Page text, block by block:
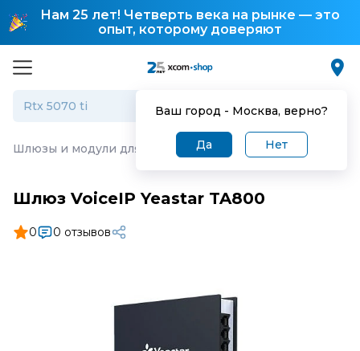
Нам 25 лет! Четверть века на рынке — это
опыт, которому доверяют
Ваш город - Москва, верно?
Да Нет
Шлюзы и модули для IP-телефонии Шлюз VoiceIP
Шлюз VoiceIP Yeastar TA800
0 0 отзывов